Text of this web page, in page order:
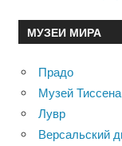
МУЗЕИ МИРА
Прадо
Музей
Лувр
Версальский